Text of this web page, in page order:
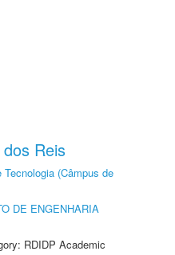
Reis
(Câmpus de
DE ENGENHARIA
RDIDP Academic